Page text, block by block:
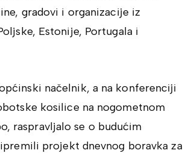
gradovi i organizacije iz
Estonije, Portugala i
načelnik, a na konferenciji
kosilice na nogometnom
raspravljalo se o budućim
projekt dnevnog boravka za